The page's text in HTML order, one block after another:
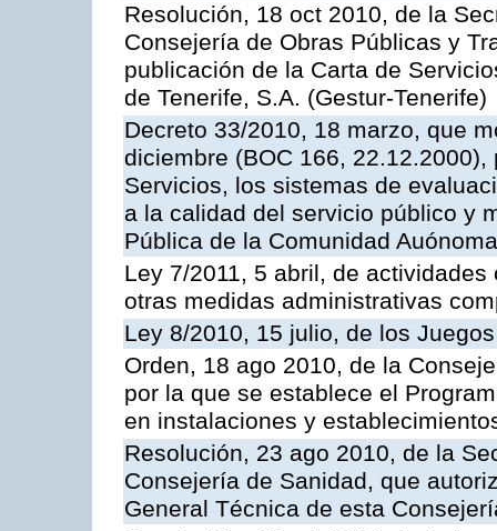
Resolución, 18 oct 2010, de la
Consejería de Obras Públicas y
publicación de la Carta de
de Tenerife, S.A. (Gestur-Tenerife)
Decreto 33/2010, 18 marzo, que
diciembre (BOC 166,
Servicios, los sistemas de
a la calidad del servicio público y
Pública de la Comunidad
Ley 7/2011, 5 abril, de
otras medidas administrativas
Ley 8/2010, 15 julio, de los
Orden, 18 ago 2010, de la
por la que se establece el
en instalaciones y
Resolución, 23 ago 2010, de la
Consejería de Sanidad, que
General Técnica de esta